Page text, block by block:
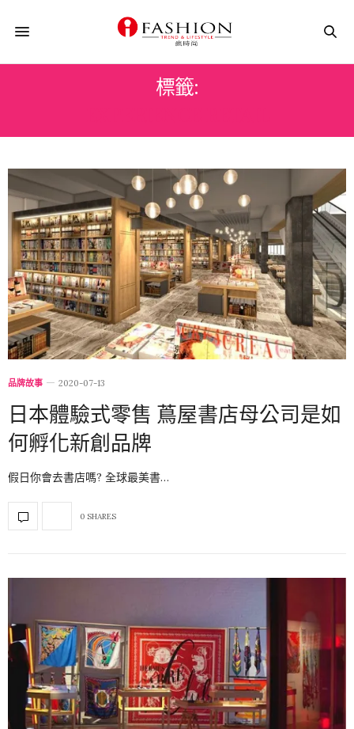
標籤:
品牌故事 2020-07-13
日本體驗式零售 蔦屋書店母公司是如
何孵化新創品牌
假日你會去書店嗎? 全球最美書…
0 SHARES